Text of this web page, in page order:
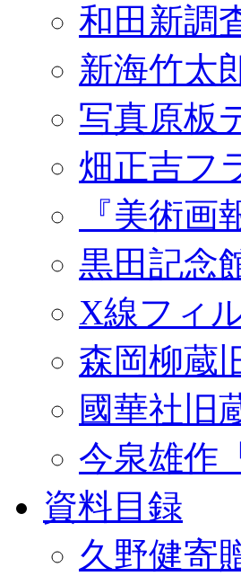
和田新調
新海竹太
写真原板
畑正吉フ
『美術
黒田記念
X線フィ
森岡柳蔵
國華社旧
今泉雄作
資料目録
久野健寄